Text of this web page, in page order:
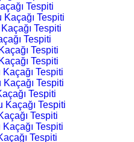
Tespiti
Tespiti
Tespiti
Tespiti
Tespiti
Tespiti
Kaçağı Tespiti
Kaçağı Tespiti
Tespiti
Kaçağı Tespiti
Tespiti
Tespiti
Tespiti